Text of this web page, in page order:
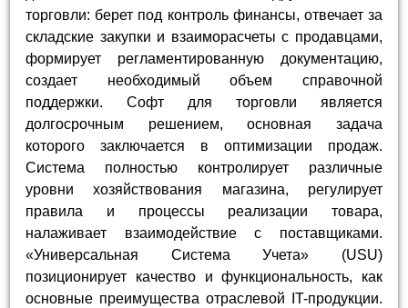
торговли: берет под контроль финансы, отвечает за
складские закупки и взаиморасчеты с продавцами,
формирует регламентированную документацию,
создает необходимый объем справочной
поддержки. Софт для торговли является
долгосрочным решением, основная задача
которого заключается в оптимизации продаж.
Система полностью контролирует различные
уровни хозяйствования магазина, регулирует
правила и процессы реализации товара,
налаживает взаимодействие с поставщиками.
«Универсальная Система Учета» (USU)
позиционирует качество и функциональность, как
основные преимущества отраслевой IT-продукции.